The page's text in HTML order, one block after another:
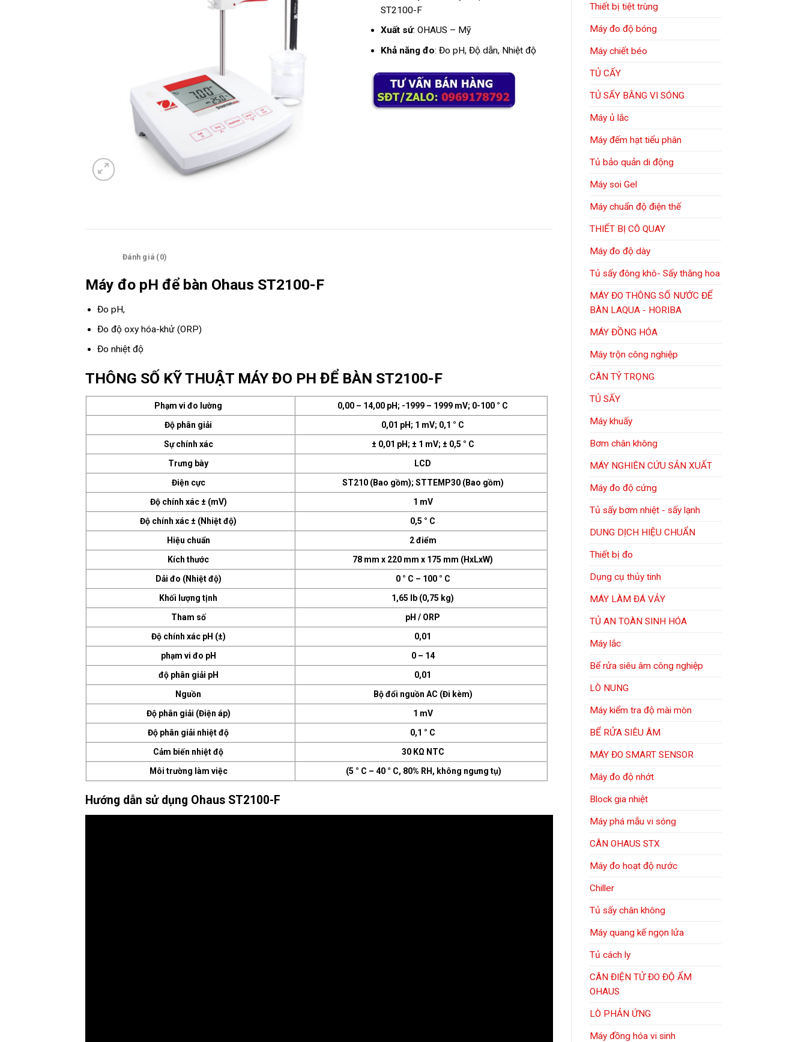
Thiết bị tiệt trùng
Máy đo độ bóng
Máy chiết béo
TỦ CẤY
TỦ SẤY BẰNG VI SÓNG
Máy ủ lắc
Máy đếm hạt tiểu phân
Tủ bảo quản di động
Máy soi Gel
Máy chuẩn độ điện thế
THIẾT BỊ CÔ QUAY
Máy đo độ dày
Tủ sấy đông khô- Sấy thăng hoa
MÁY ĐO THÔNG SỐ NƯỚC ĐỂ
BÀN LAQUA - HORIBA
MÁY ĐỒNG HÓA
Máy trộn công nghiệp
CÂN TỶ TRỌNG
TỦ SẤY
Máy khuấy
Bơm chân không
MÁY NGHIÊN CỨU SẢN XUẤT
Máy đo độ cứng
Tủ sấy bơm nhiệt - sấy lạnh
DUNG DỊCH HIỆU CHUẨN
Thiết bị đo
Dụng cụ thủy tinh
MÁY LÀM ĐÁ VẢY
TỦ AN TOÀN SINH HÓA
Máy lắc
Bể rửa siêu âm công nghiệp
LÒ NUNG
Máy kiểm tra độ mài mòn
BỂ RỬA SIÊU ÂM
MÁY ĐO SMART SENSOR
Máy đo độ nhớt
Block gia nhiệt
Máy phá mẫu vi sóng
CÂN OHAUS STX
Máy đo hoạt độ nước
Chiller
Tủ sấy chân không
Máy quang kế ngọn lửa
Tủ cách ly
CÂN ĐIỆN TỬ ĐO ĐỘ ẨM
OHAUS
LÒ PHẢN ỨNG
Máy đồng hóa vi sinh
ST2100-F
Xuất sứ: OHAUS – Mỹ
Khả năng đo: Đo pH, Độ dẫn, Nhiệt độ
Đánh giá (0)
Máy đo pH để bàn Ohaus ST2100-F
Đo pH,
Đo độ oxy hóa-khử (ORP)
Đo nhiệt độ
THÔNG SỐ KỸ THUẬT MÁY ĐO PH ĐỂ BÀN ST2100-F
Phạm vi đo lường
0,00 – 14,00 pH; -1999 – 1999 mV; 0-100 ° C
Độ phân giải
0,01 pH; 1 mV; 0,1 ° C
Sự chính xác
± 0,01 pH; ± 1 mV; ± 0,5 ° C
Trưng bày
LCD
Điện cực
ST210 (Bao gồm); STTEMP30 (Bao gồm)
Độ chính xác ± (mV)
1 mV
Độ chính xác ± (Nhiệt độ)
0,5 ° C
Hiệu chuẩn
2 điểm
Kích thước
78 mm x 220 mm x 175 mm (HxLxW)
Dải đo (Nhiệt độ)
0 ° C – 100 ° C
Khối lượng tịnh
1,65 lb (0,75 kg)
Tham số
pH / ORP
Độ chính xác pH (±)
0,01
phạm vi đo pH
0 – 14
độ phân giải pH
0,01
Nguồn
Bộ đổi nguồn AC (Đi kèm)
Độ phân giải (Điện áp)
1 mV
Độ phân giải nhiệt độ
0,1 ° C
Cảm biến nhiệt độ
30 KΩ NTC
Môi trường làm việc
(5 ° C – 40 ° C, 80% RH, không ngưng tụ)
Hướng dẫn sử dụng Ohaus ST2100-F